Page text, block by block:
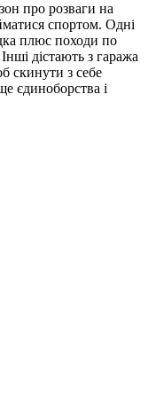
про розваги на
спортом. Одні
плюс походи по
дістають з гаража
скинути з себе
єдиноборства і